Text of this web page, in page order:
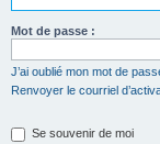
Mot de passe :
J’ai oublié mon mot de
Renvoyer le courriel
Se souvenir de moi